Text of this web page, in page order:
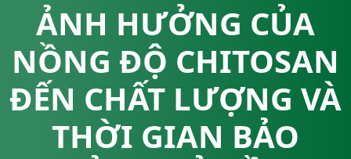
ẢNH HƯỞNG CỦA
NỒNG ĐỘ CHITOSAN
ĐẾN CHẤT LƯỢNG VÀ
THỜI GIAN BẢO